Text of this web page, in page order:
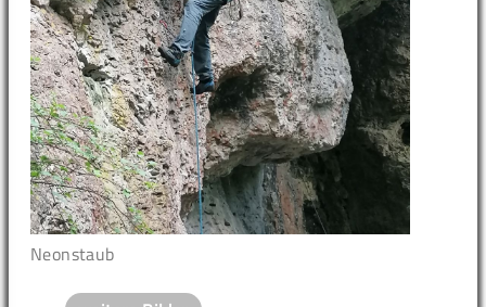
Neonstaub